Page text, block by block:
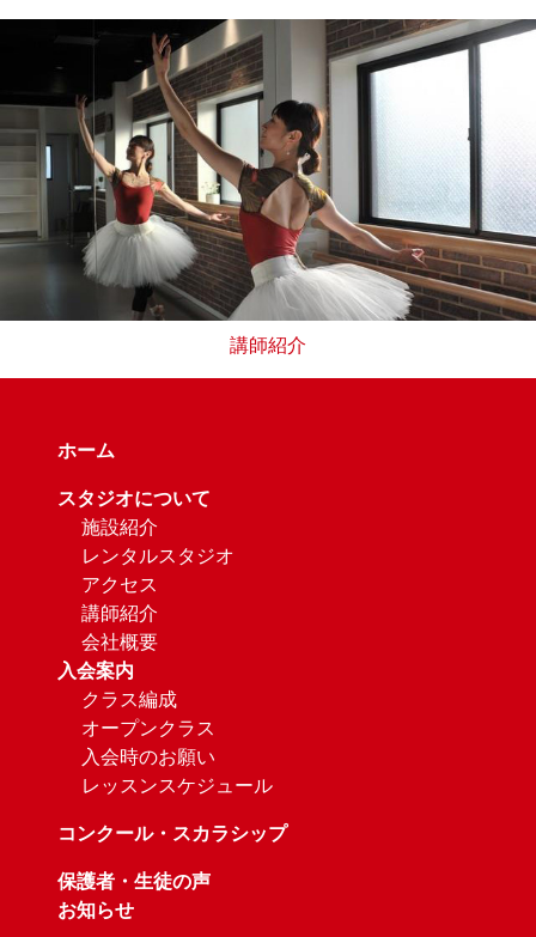
講師紹介
ホーム
スタジオについて
施設紹介
レンタルスタジオ
アクセス
講師紹介
会社概要
入会案内
クラス編成
オープンクラス
入会時のお願い
レッスンスケジュール
コンクール・スカラシップ
保護者・生徒の声
お知らせ